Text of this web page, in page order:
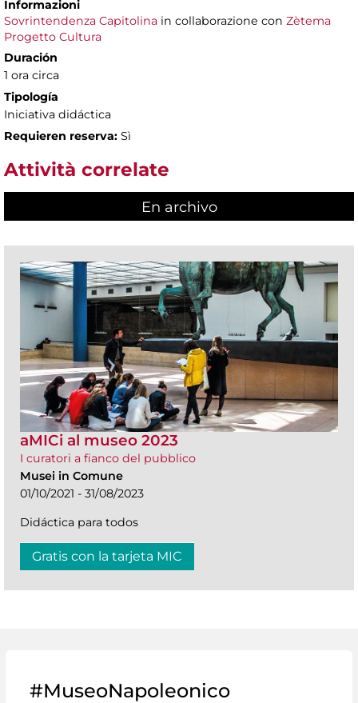
Informazioni
Sovrintendenza Capitolina in collaborazione con Zètema
Progetto Cultura
Duración
1 ora circa
Tipología
Iniciativa didáctica
Requieren reserva: Sì
Attività correlate
En archivo
aMICi al museo 2023
I curatori a fianco del pubblico
Musei in Comune
01/10/2021 - 31/08/2023
Didáctica para todos
Gratis con la tarjeta MIC
#MuseoNapoleonico